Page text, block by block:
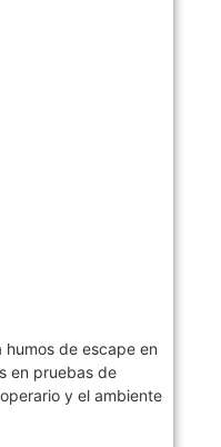
de escape en
en pruebas de
y el ambiente